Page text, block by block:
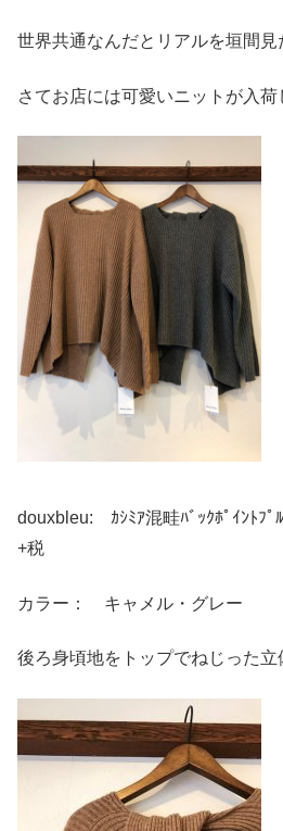
世界共通なんだとリアルを垣間見
さてお店には可愛いニットが入
douxbleu: ｶｼﾐｱ混畦ﾊﾞｯｸﾎﾟｲﾝﾄﾌ
+税
カラー： キャメル・グレー
後ろ身頃地をトップでねじった